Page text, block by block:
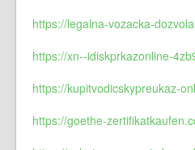
https://legalna-vozacka-
https://xn--idiskprkazonline-
https://kupitvodicskypreukaz-
https://goethe-